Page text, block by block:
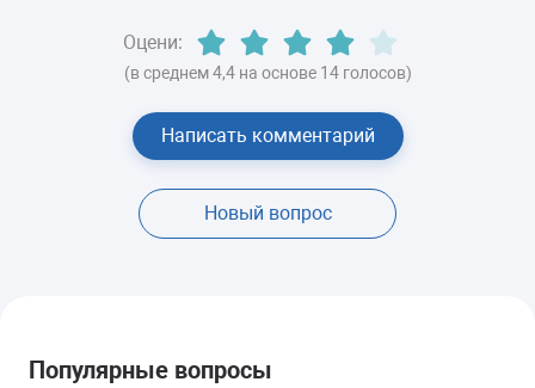
Оцени:
(в среднем 4,4 на основе 14 голосов)
Написать комментарий
Новый вопрос
Популярные вопросы